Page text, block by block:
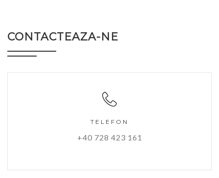
CONTACTEAZA-NE
TELEFON
+40 728 423 161